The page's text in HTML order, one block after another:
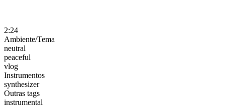
2:24
Ambiente/Tema
neutral
peaceful
vlog
Instrumentos
synthesizer
Outras tags
instrumental